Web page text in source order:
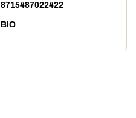
8715487022422
BIO